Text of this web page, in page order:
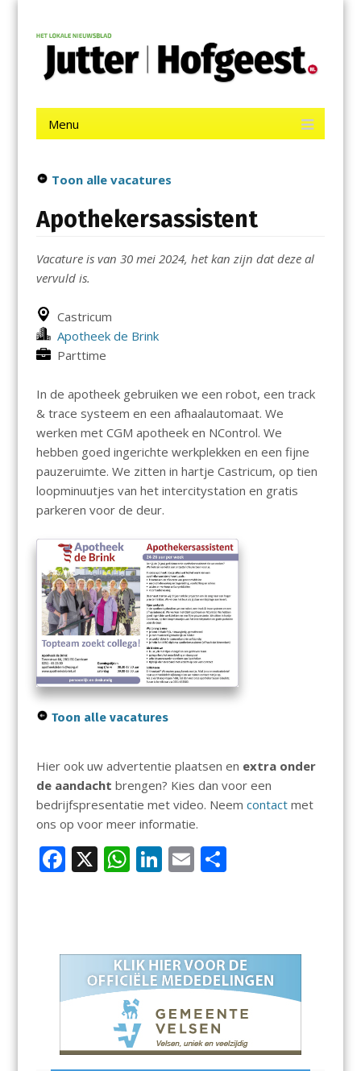
contentJutter | Hofgeest
Menu
Toon alle vacatures
Apothekersassistent
Vacature is van 30 mei 2024, het kan zijn dat deze al
vervuld is.
Castricum
Apotheek de Brink
Parttime
In de apotheek gebruiken we een robot, een track
& trace systeem en een afhaalautomaat. We
werken met CGM apotheek en NControl. We
hebben goed ingerichte werkplekken en een fijne
pauzeruimte. We zitten in hartje Castricum, op tien
loopminuutjes van het intercitystation en gratis
parkeren voor de deur.
Toon alle vacatures
Hier ook uw advertentie plaatsen en extra onder
de aandacht brengen? Kies dan voor een
bedrijfspresentatie met video. Neem contactmet
ons op voor meer informatie.
F
o
X W
A
p
p
Li
dI
n
E D